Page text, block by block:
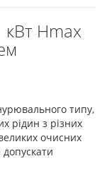
кВт Hmax
типу,
рідин з різних
очисних